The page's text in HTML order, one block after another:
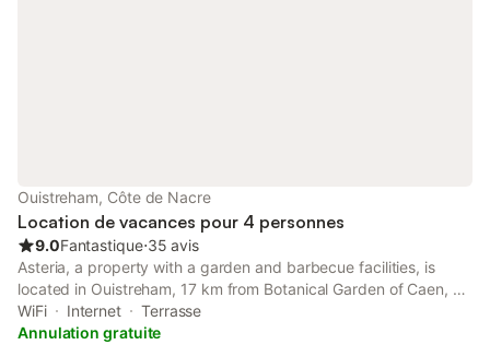
Ouistreham, Côte de Nacre
Location de vacances pour 4 personnes
9.0Fantastique⋅35 avis
Asteria, a property with a garden and barbecue facilities, is
located in Ouistreham, 17 km from Botanical Garden of Caen, 18
km from Caen Station, as well as 19 km from Memorial of Caen.
WiFi Internet
Terrasse
Annulation gratuite